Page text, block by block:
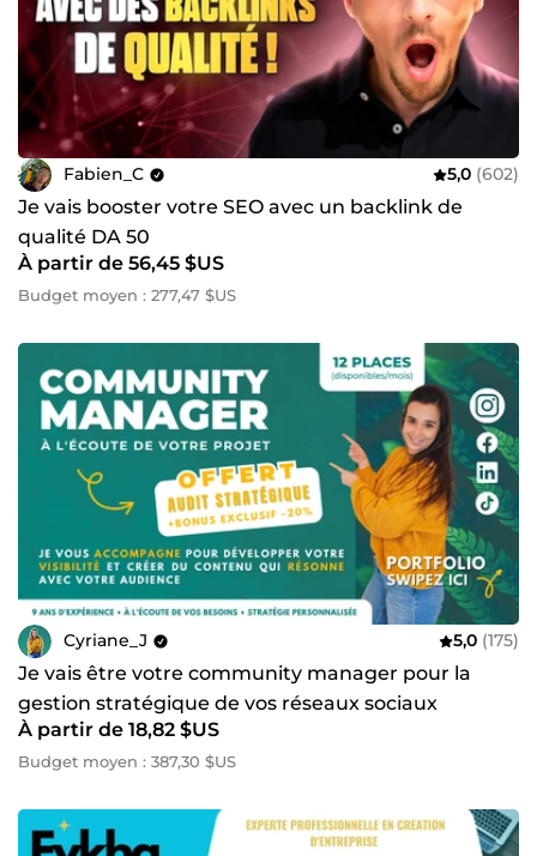
Fabien_C 5,0 (602)
Je vais booster votre SEO avec un backlink de
qualité DA 50
À partir de 56,45 $US
Budget moyen : 277,47 $US
Cyriane_J 5,0 (175)
Je vais être votre community manager pour la
gestion stratégique de vos réseaux sociaux
À partir de 18,82 $US
Budget moyen : 387,30 $US